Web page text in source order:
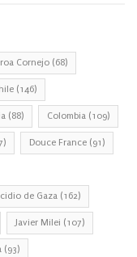
Cornejo (68)
(146)
(88) Colombia (109)
Douce France (91)
de Gaza (162)
Javier Milei (107)
(93)